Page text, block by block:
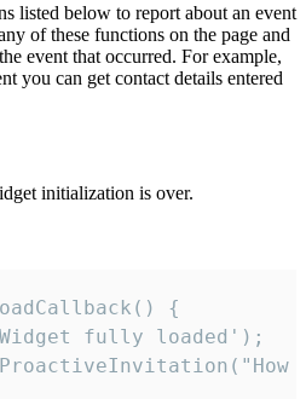
listed below to report about an event
of these functions on the page and
event that occurred. For example,
you can get contact details entered
initialization is over.
{
fully loaded');